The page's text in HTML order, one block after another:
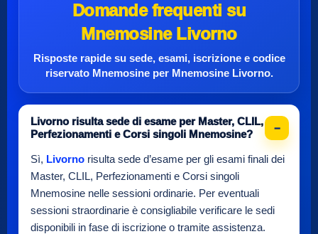
Domande frequenti su
Mnemosine Livorno
Risposte rapide su sede, esami, iscrizione e codice
riservato Mnemosineper Mnemosine Livorno.
Livorno risulta sede di esame per Master, CLIL,
Perfezionamenti e Corsi singoli Mnemosine?
Sì, Livorno risulta sede d’esame per gli esami finali dei
Master, CLIL, Perfezionamenti e Corsi singoli
Mnemosine nelle sessioni ordinarie. Per eventuali
sessioni straordinarie è consigliabile verificare le sedi
disponibili in fase di iscrizione o tramite assistenza.